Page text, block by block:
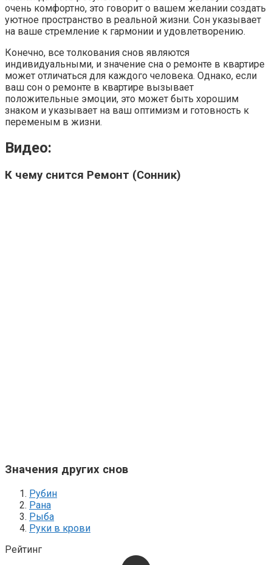
очень комфортно, это говорит о вашем желании создать
уютное пространство в реальной жизни. Сон указывает
на ваше стремление к гармонии и удовлетворению.
Конечно, все толкования снов являются
индивидуальными, и значение сна о ремонте в квартире
может отличаться для каждого человека. Однако, если
ваш сон о ремонте в квартире вызывает
положительные эмоции, это может быть хорошим
знаком и указывает на ваш оптимизм и готовность к
переменым в жизни.
Видео:
К чему снится Ремонт (Сонник)
Значения других снов
Рубин
Рана
Рыба
Руки в крови
Рейтинг